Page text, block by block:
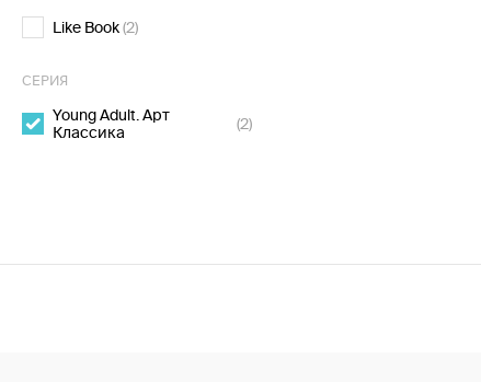
Like Book(2)
СЕРИЯ
Young Adult. Арт
Классика
(2)